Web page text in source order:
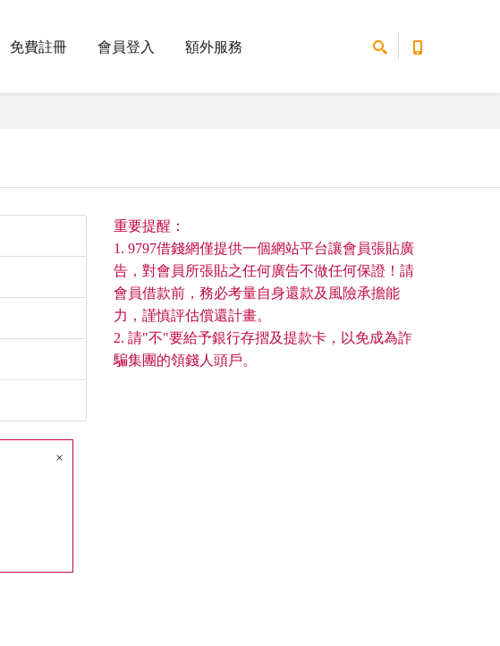
免費註冊 會員登入 額外服務
×
重要提醒：
1. 9797借錢網僅提供一個網站平台讓會員張貼廣
告，對會員所張貼之任何廣告不做任何保證！請
會員借款前，務必考量自身還款及風險承擔能
力，謹慎評估償還計畫。
2. 請"不"要給予銀行存摺及提款卡，以免成為詐
騙集團的領錢人頭戶。